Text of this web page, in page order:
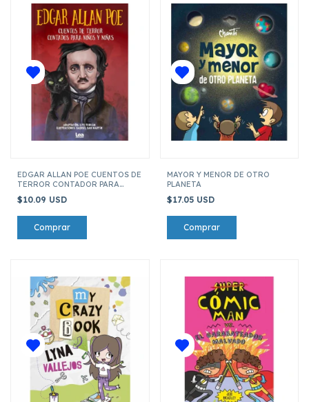
EDGAR ALLAN POE CUENTOS DE
TERROR CONTADOR PARA
$10.09 USD
MAYOR Y MENOR DE OTRO
PLANETA
$17.05 USD